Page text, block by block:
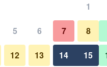
1
5 6 7 8
12 13 14 15